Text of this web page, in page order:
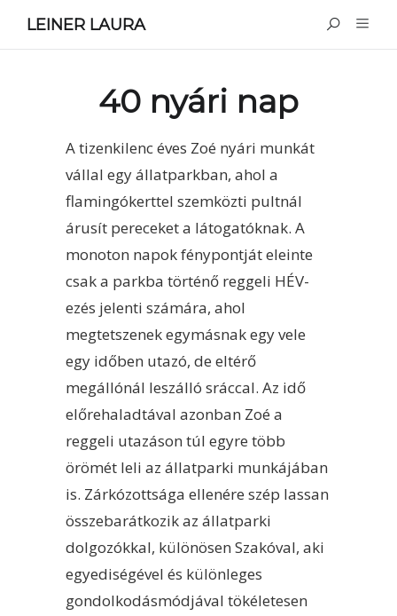
LEINER LAURA
40 nyári nap
A tizenkilenc éves Zoé nyári munkát
vállal egy állatparkban, ahol a
flamingókerttel szemközti pultnál
árusít pereceket a látogatóknak. A
monoton napok fénypontját eleinte
csak a parkba történő reggeli HÉV-
ezés jelenti számára, ahol
megtetszenek egymásnak egy vele
egy időben utazó, de eltérő
megállónál leszálló sráccal. Az idő
előrehaladtával azonban Zoé a
reggeli utazáson túl egyre több
örömét leli az állatparki munkájában
is. Zárkózottsága ellenére szép lassan
összebarátkozik az állatparki
dolgozókkal, különösen Szakóval, aki
egyediségével és különleges
gondolkodásmódjával tökéletesen